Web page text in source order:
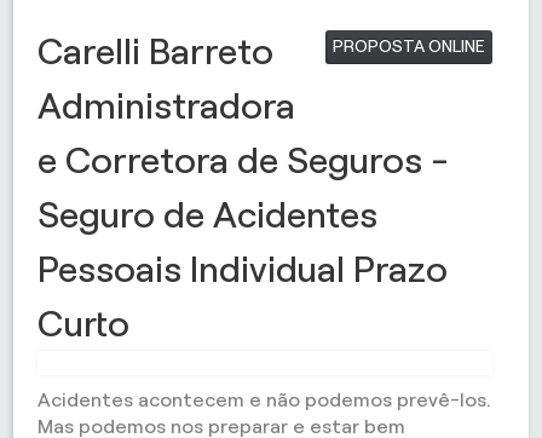
PROPOSTA ONLINE
Carelli Barreto
Administradora
e Corretora de Seguros -
Seguro de Acidentes
Pessoais Individual Prazo
Curto
Acidentes acontecem e não podemos prevê-los.
Mas podemos nos preparar e estar bem